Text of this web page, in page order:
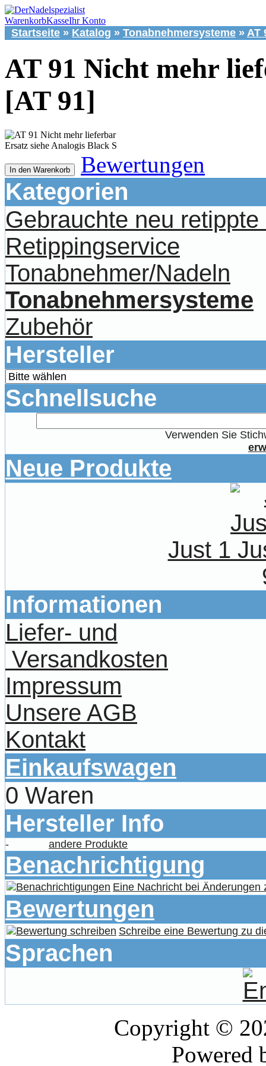
WarenkorbKasseIhr Konto
Startseite » Katalog » Tonabnehmersysteme » AT
AT 91 Nicht mehr
[AT 91]
Ersatz siehe Analogis Black S
In den Warenkorb Bewertungen
Kategorien
Gebrauchte neu
Retippingservice
Tonabnehmer/Nadeln
Tonabnehmersysteme
Zubehör
Hersteller
Schnellsuche
Verwenden Sie
Neue Produkte
Just 1
Informationen
Liefer- und
Versandkosten
Impressum
Unsere AGB
Kontakt
Einkaufswagen
0 Waren
Hersteller Info
- andere Produkte
Benachrichtigung
Eine Nachricht bei Änderungen
Bewertungen
Schreibe eine Bewertung zu
Sprachen
Copyright ©
Powered